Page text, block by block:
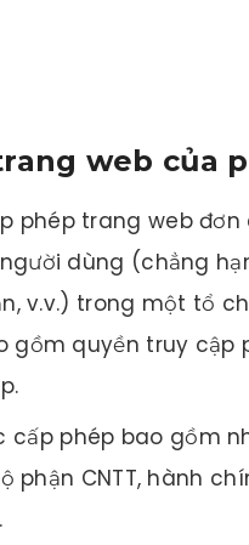
web của
phép trang web
dùng (chẳng
v.v.) trong một tổ
gồm quyền truy
cấp phép bao gồm
phận CNTT, hành